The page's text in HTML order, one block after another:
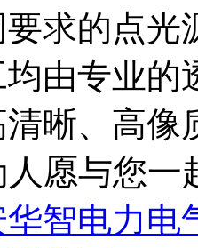
要求的点
由专业
晰、高像
愿与您一
华智电力电